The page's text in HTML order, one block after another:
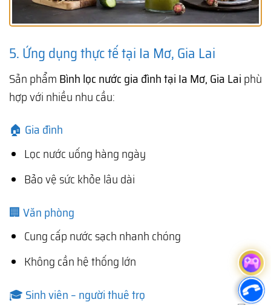
5. Ứng dụng thực tế tại Ia Mơ, Gia Lai
Sản phẩm Bình lọc nước gia đình tại Ia Mơ, Gia Lai phù
hợp với nhiều nhu cầu:
🏠 Gia đình
Lọc nước uống hàng ngày
Bảo vệ sức khỏe lâu dài
🏢 Văn phòng
Cung cấp nước sạch nhanh chóng
Không cần hệ thống lớn
🎓 Sinh viên – người thuê trọ